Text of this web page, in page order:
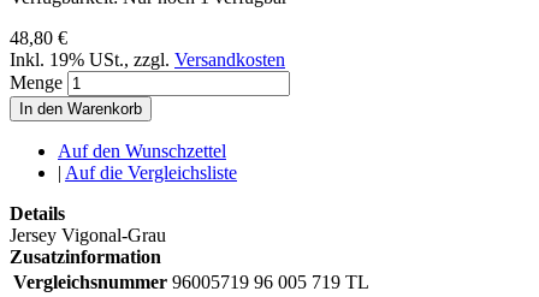
48,80 €
Inkl. 19% USt., zzgl. Versandkosten
Menge
In den Warenkorb
Auf den Wunschzettel
| Auf die Vergleichsliste
Details
Jersey Vigonal-Grau
Zusatzinformation
Vergleichsnummer 96005719 96 005 719 TL